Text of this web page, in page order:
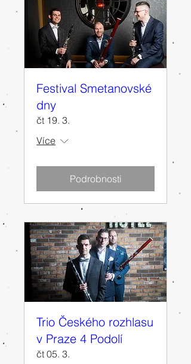
Festival Smetanovské
dny
čt 19. 3.
Více
Podrobnosti
Trio Českého rozhlasu
v Praze 4 Podolí
čt 05. 3.